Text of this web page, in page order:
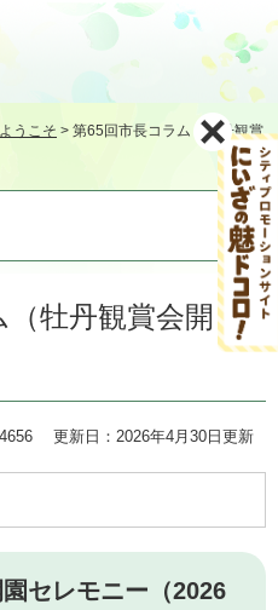
うこそ > 第65回市長コラム（牡丹観賞
牡丹観賞会開
更新日：2026年4月30日更新
セレモニー（2026